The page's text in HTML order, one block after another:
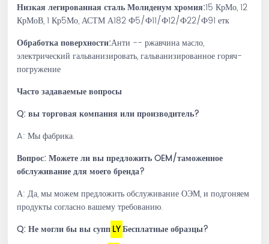
Низкая легированная сталь Молиденум хромия:15 КрМо, 12
КрМоВ, 1 Кр5Мо, АСТМ А182 Ф5/Ф11/Ф12/Ф22/Ф91 етк
Обработка поверхности:Анти -- ржавчина масло,
электрический гальванизировать, гальванизированное горяч-
погружение
Часто задаваемые вопросы
Q: вы торговая компания или производитель?
A: Мы фабрика.
Вопрос: Можете ли вы предложить OEM/таможенное
обслуживание для моего бренда?
А: Да, мы можем предложить обслуживание ОЭМ, и подгоняем
продукты согласно вашему требованию.
Q: Не могли бы вы суппLYБесплатные образцы?